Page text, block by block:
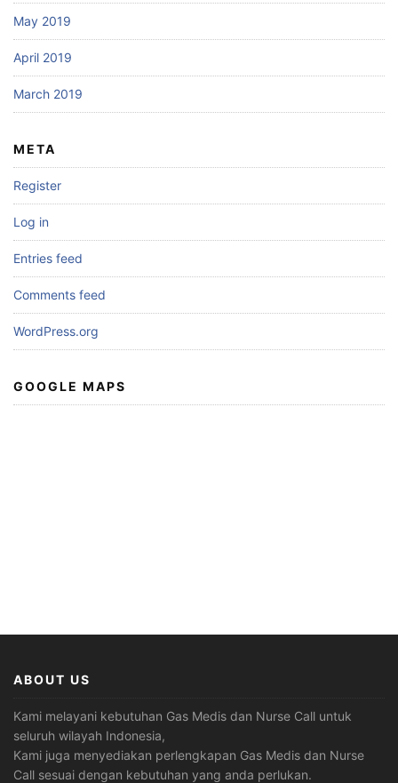
May 2019
April 2019
March 2019
META
Register
Log in
Entries feed
Comments feed
WordPress.org
GOOGLE MAPS
ABOUT US
Kami melayani kebutuhan Gas Medis dan Nurse Call untuk
seluruh wilayah Indonesia,
Kami juga menyediakan perlengkapan Gas Medis dan Nurse
Call sesuai dengan kebutuhan yang anda perlukan.